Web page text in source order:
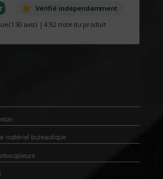
Vérifié indépendamment
(150 avis) |4.92 note du produit
matériel bureautique